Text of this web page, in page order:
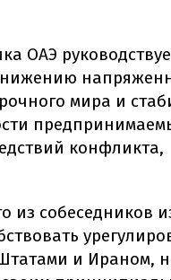
ОАЭ
мира и
конфликта,
из собеседников
и Ираном,